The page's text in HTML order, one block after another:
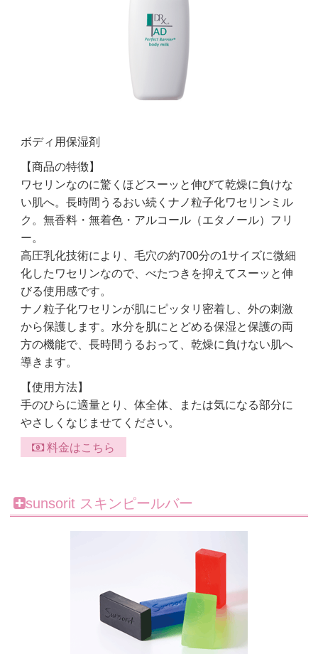
ボディ用保湿剤
【商品の特徴】
ワセリンなのに驚くほどスーッと伸びて乾燥に負けな
い肌へ。長時間うるおい続くナノ粒子化ワセリンミル
ク。無香料・無着色・アルコール（エタノール）フリ
ー。
高圧乳化技術により、毛穴の約700分の1サイズに微細
化したワセリンなので、べたつきを抑えてスーッと伸
びる使用感です。
ナノ粒子化ワセリンが肌にピッタリ密着し、外の刺激
から保護します。水分を肌にとどめる保湿と保護の両
方の機能で、長時間うるおって、乾燥に負けない肌へ
導きます。
【使用方法】
手のひらに適量とり、体全体、または気になる部分に
やさしくなじませてください。
料金はこちら
sunsorit スキンピールバー